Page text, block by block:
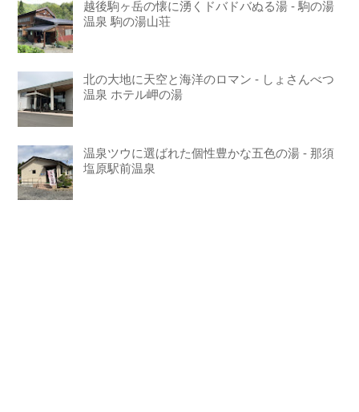
越後駒ヶ岳の懐に湧くドバドバぬる湯 - 駒の湯
温泉 駒の湯山荘
北の大地に天空と海洋のロマン - しょさんべつ
温泉 ホテル岬の湯
温泉ツウに選ばれた個性豊かな五色の湯 - 那須
塩原駅前温泉